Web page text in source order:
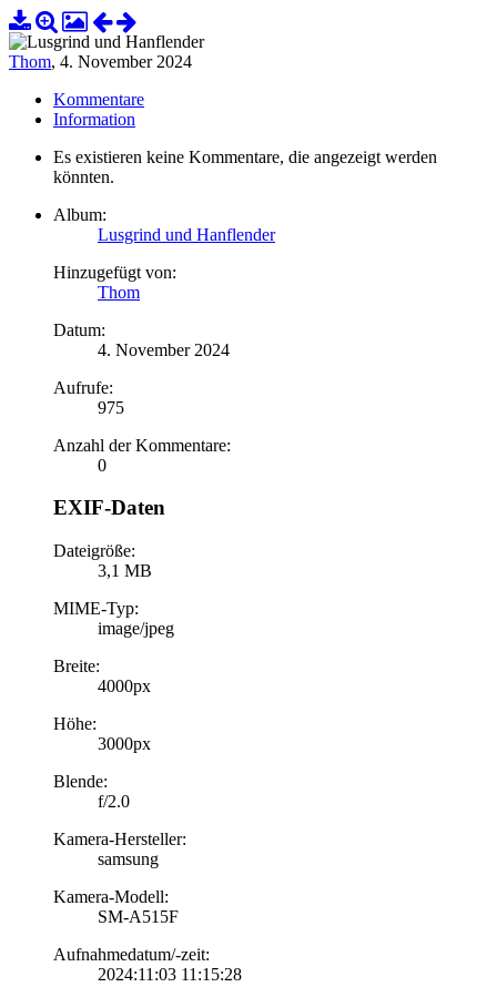
Thom, 4. November 2024
Kommentare
Information
Es existieren keine Kommentare, die angezeigt werden
könnten.
Album:
Lusgrind und Hanflender
Hinzugefügt von:
Thom
Datum:
4. November 2024
Aufrufe:
975
Anzahl der Kommentare:
0
EXIF-Daten
Dateigröße:
3,1 MB
MIME-Typ:
image/jpeg
Breite:
4000px
Höhe:
3000px
Blende:
f/2.0
Kamera-Hersteller:
samsung
Kamera-Modell:
SM-A515F
Aufnahmedatum/-zeit:
2024:11:03 11:15:28